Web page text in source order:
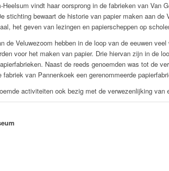
vindt haar oorsprong in de fabrieken van Van
stichting bewaart de historie van papier maken aan de
het geven van lezingen en papierscheppen op
de Veluwezoom hebben in de loop van de eeuwen veel
voor het maken van papier. Drie hiervan zijn in de
Naast de reeds genoemden was tot de
fabriek van Pannenkoek een gerenommeerde
activiteiten ook bezig met de verwezenlijking van